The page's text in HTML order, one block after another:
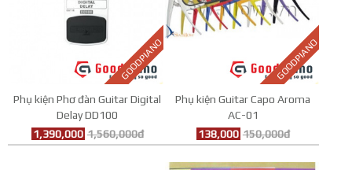
GOODPIANO
Phụ kiện Phơ đàn Guitar Digital
Delay DD100
1,390,000 1,560,000đ
GOODPIANO
Phụ kiện Guitar Capo Aroma
AC-01
138,000 150,000đ